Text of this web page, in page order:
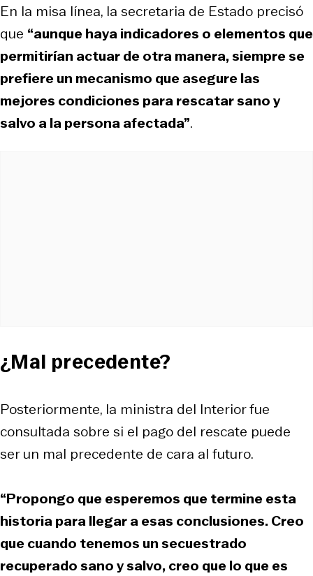
En la misa línea, la secretaria de Estado precisó
que “aunque haya indicadores o elementos que
permitirían actuar de otra manera, siempre se
prefiere un mecanismo que asegure las
mejores condiciones para rescatar sano y
salvo a la persona afectada”.
¿Mal precedente?
Posteriormente, la ministra del Interior fue
consultada sobre si el pago del rescate puede
ser un mal precedente de cara al futuro.
“Propongo que esperemos que termine esta
historia para llegar a esas conclusiones. Creo
que cuando tenemos un secuestrado
recuperado sano y salvo, creo que lo que es